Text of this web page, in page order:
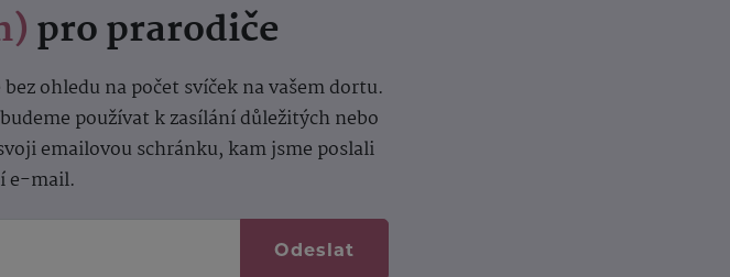
pro prarodiče
ohledu na počet svíček na vašem dortu.
používat k zasílání důležitých nebo
emailovou schránku, kam jsme poslali
e-mail.
Odeslat